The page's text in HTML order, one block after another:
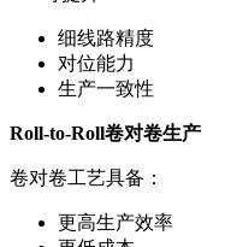
细线路精度
对位能力
生产一致性
Roll-to-Roll卷对卷生产
卷对卷工艺具备：
更高生产效率